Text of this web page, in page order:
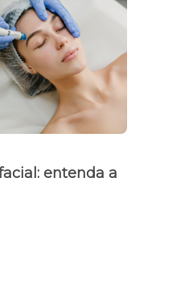
entenda a